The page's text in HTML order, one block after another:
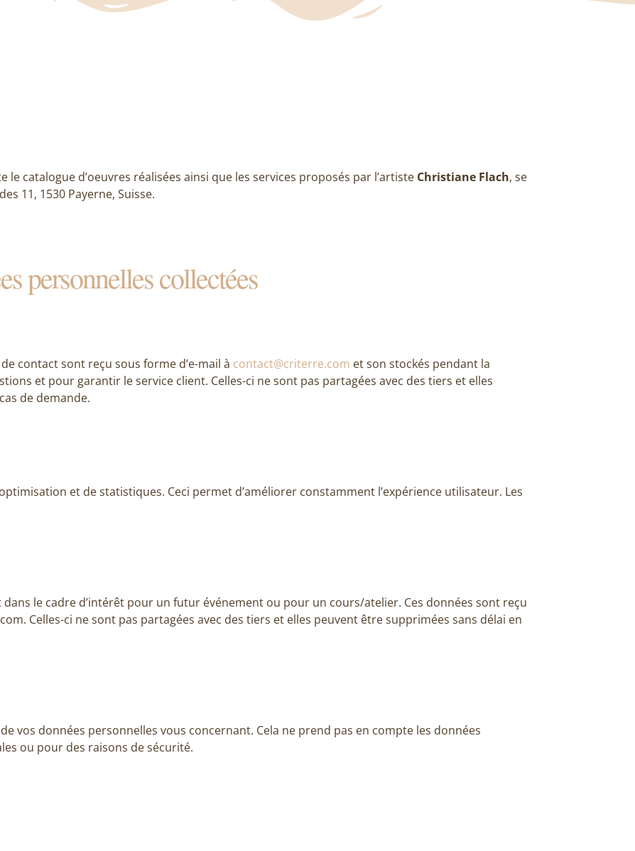
catalogue d’oeuvres réalisées ainsi que les services proposés par l’artiste Christiane Flach, se
11, 1530 Payerne, Suisse.
personnelles collectées
contact sont reçu sous forme d’e-mail à contact@criterre.com et son stockés pendant la
et pour garantir le service client. Celles-ci ne sont pas partagées avec des tiers et elles
de demande.
et de statistiques. Ceci permet d’améliorer constamment l’expérience utilisateur. Les
le cadre d’intérêt pour un futur événement ou pour un cours/atelier. Ces données sont reçu
Celles-ci ne sont pas partagées avec des tiers et elles peuvent être supprimées sans délai en
vos données personnelles vous concernant. Cela ne prend pas en compte les données
ou pour des raisons de sécurité.